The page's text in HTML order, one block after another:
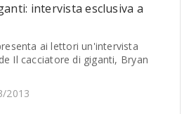
intervista esclusiva a
ai lettori un'intervista
Il cacciatore di giganti, Bryan
2013